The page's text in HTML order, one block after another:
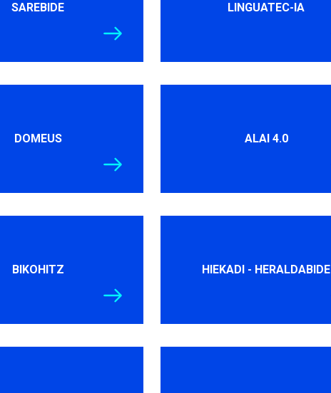
SAREBIDE LINGUATEC-IA
DOMEUS ALAI 4.0
BIKOHITZ HIEKADI - HERALDABIDE